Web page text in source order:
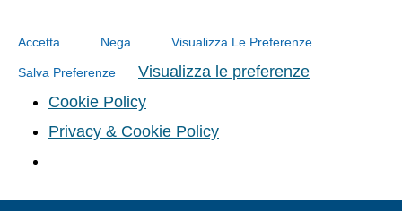
Accetta Nega Visualizza Le Preferenze
Salva Preferenze
Visualizza le preferenze
Cookie Policy
Privacy & Cookie Policy